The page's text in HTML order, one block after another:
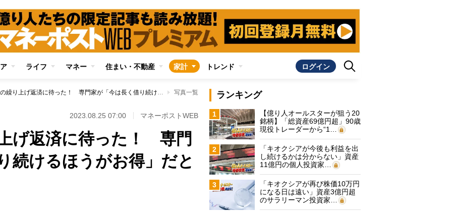
ライフ マネー 住まい・不動産 家計 トレンド ログイン
住宅ローンの繰り上げ返済に待った！ 専門家が「今は長く借り続けるほうがお得」だと考える2つの理由 写真一覧
2023.08.25 07:00 マネーポストWEB
げ返済に待った！ 専門
続けるほうがお得」だと
ランキング
1
【億り人オールスターが狙う20
銘柄】「総資産69億円超」90歳
現役トレーダーから“1…
2
「キオクシアが今後も利益を出
し続けるかは分からない」資産
11億円の個人投資家…
3
「キオクシアが再び株価10万円
になる日は遠い」資産3億円超
のサラリーマン投資家…